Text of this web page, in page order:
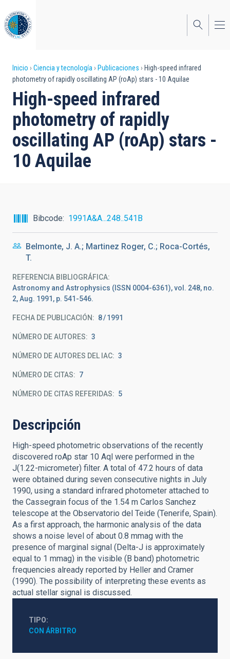
al
contenido
principal
Sobrescribir
enlaces
de
ayuda
a
la
Inicio Ciencia y tecnología Publicaciones
High-speed infrared
photometry of rapidly oscillating AP (roAp) stars - 10 Aquilae
High-speed infrared
photometry of rapidly
oscillating AP (roAp) stars -
10 Aquilae
Bibcode 1991A&A...248..541B
Belmonte, J. A.; Martinez Roger, C.; Roca-Cortés,
T.
REFERENCIA BIBLIOGRÁFICA
Astronomy and Astrophysics (ISSN 0004-6361), vol. 248, no.
2, Aug. 1991, p. 541-546.
FECHA DE PUBLICACIÓN: 8 1991
NÚMERO DE AUTORES 3
NÚMERO DE AUTORES DEL IAC 3
NÚMERO DE CITAS 7
NÚMERO DE CITAS REFERIDAS 5
Descripción
High-speed photometric observations of the recently
discovered roAp star 10 Aql were performed in the
J(1.22-micrometer) filter. A total of 47.2 hours of data
were obtained during seven consecutive nights in July
1990, using a standard infrared photometer attached to
the Cassegrain focus of the 1.54 m Carlos Sanchez
telescope at the Observatorio del Teide (Tenerife, Spain).
As a first approach, the harmonic analysis of the data
shows a noise level of about 0.8 mmag with the
presence of marginal signal (Delta-J is approximately
equal to 1 mmag) in the visible (B band) photometric
frequencies already reported by Heller and Cramer
(1990). The possibility of interpreting these events as
actual stellar signal is discussed.
TIPO
CON ÁRBITRO